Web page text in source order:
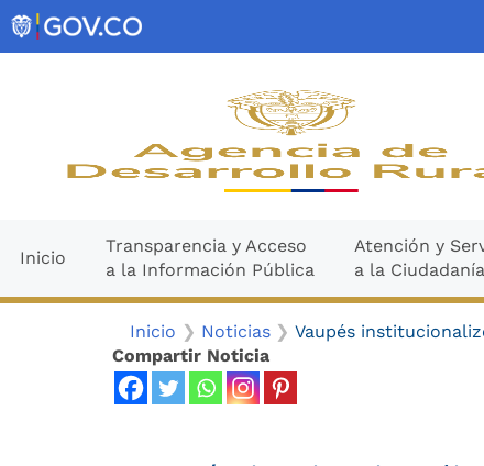
contenido
al
contenido
Inicio
Transparencia y Acceso
a la Información Pública
Atención y
a la Ciudadanía
Inicio Noticias
Vaupés
Compartir Noticia